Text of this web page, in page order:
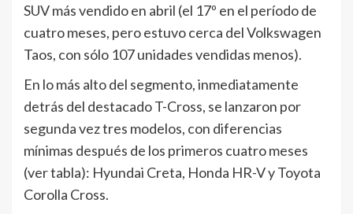
SUV más vendido en abril (el 17º en el período de
cuatro meses, pero estuvo cerca del Volkswagen
Taos, con sólo 107 unidades vendidas menos).
En lo más alto del segmento, inmediatamente
detrás del destacado T-Cross, se lanzaron por
segunda vez tres modelos, con diferencias
mínimas después de los primeros cuatro meses
(ver tabla): Hyundai Creta, Honda HR-V y Toyota
Corolla Cross.